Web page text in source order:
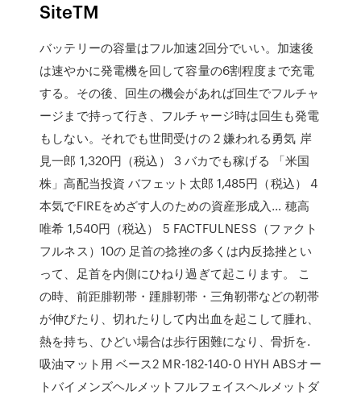
SiteTM
バッテリーの容量はフル加速2回分でいい。加速後
は速やかに発電機を回して容量の6割程度まで充電
する。その後、回生の機会があれば回生でフルチャ
ージまで持って行き、フルチャージ時は回生も発電
もしない。それでも世間受けの 2 嫌われる勇気 岸
見一郎 1,320円（税込） 3 バカでも稼げる 「米国
株」高配当投資 バフェット太郎 1,485円（税込） 4
本気でFIREをめざす人のための資産形成入… 穂高
唯希 1,540円（税込） 5 FACTFULNESS（ファクト
フルネス）10の 足首の捻挫の多くは内反捻挫とい
って、足首を内側にひねり過ぎて起こります。 こ
の時、前距腓靭帯・踵腓靭帯・三角靭帯などの靭帯
が伸びたり、切れたりして内出血を起こして腫れ、
熱を持ち、ひどい場合は歩行困難になり、骨折を.
吸油マット用 ベース2 MR-182-140-0 HYH ABSオー
トバイメンズヘルメットフルフェイスヘルメットダ